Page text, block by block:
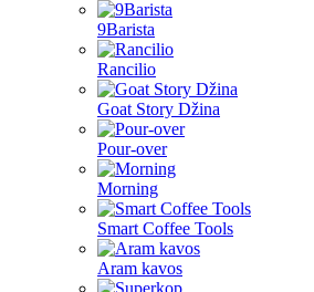
9Barista
Rancilio
Goat Story Džina
Pour-over
Morning
Smart Coffee Tools
Aram kavos